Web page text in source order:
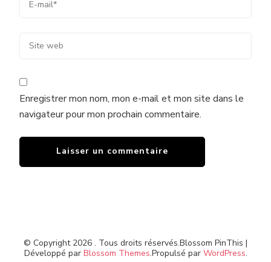
Enregistrer mon nom, mon e-mail et mon site dans le
navigateur pour mon prochain commentaire.
© Copyright 2026 . Tous droits réservés.Blossom PinThis |
Développé par Blossom Themes.Propulsé par WordPress.